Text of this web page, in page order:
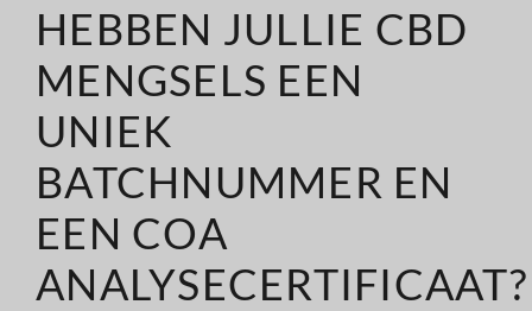
HEBBEN JULLIE CBD
MENGSELS EEN
UNIEK
BATCHNUMMER EN
EEN COA
ANALYSECERTIFICAAT?